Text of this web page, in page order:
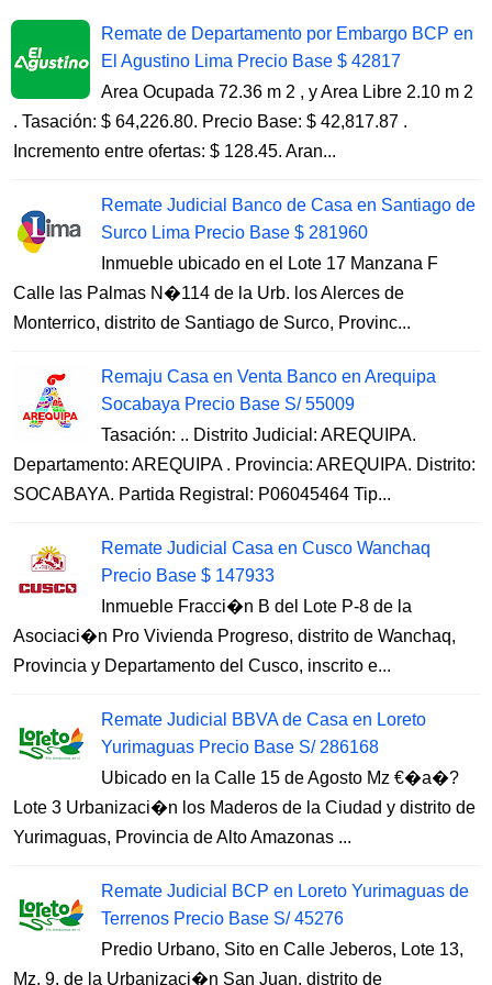
Remate de Departamento por Embargo BCP en
El Agustino Lima Precio Base $ 42817
Area Ocupada 72.36 m 2 , y Area Libre 2.10 m 2
. Tasación: $ 64,226.80. Precio Base: $ 42,817.87 .
Incremento entre ofertas: $ 128.45. Aran...
Remate Judicial Banco de Casa en Santiago de
Surco Lima Precio Base $ 281960
Inmueble ubicado en el Lote 17 Manzana F
Calle las Palmas N�114 de la Urb. los Alerces de
Monterrico, distrito de Santiago de Surco, Provinc...
Remaju Casa en Venta Banco en Arequipa
Socabaya Precio Base S/ 55009
Tasación: .. Distrito Judicial: AREQUIPA.
Departamento: AREQUIPA . Provincia: AREQUIPA. Distrito:
SOCABAYA. Partida Registral: P06045464 Tip...
Remate Judicial Casa en Cusco Wanchaq
Precio Base $ 147933
Inmueble Fracci�n B del Lote P-8 de la
Asociaci�n Pro Vivienda Progreso, distrito de Wanchaq,
Provincia y Departamento del Cusco, inscrito e...
Remate Judicial BBVA de Casa en Loreto
Yurimaguas Precio Base S/ 286168
Ubicado en la Calle 15 de Agosto Mz €�a�?
Lote 3 Urbanizaci�n los Maderos de la Ciudad y distrito de
Yurimaguas, Provincia de Alto Amazonas ...
Remate Judicial BCP en Loreto Yurimaguas de
Terrenos Precio Base S/ 45276
Predio Urbano, Sito en Calle Jeberos, Lote 13,
Mz. 9, de la Urbanizaci�n San Juan, distrito de